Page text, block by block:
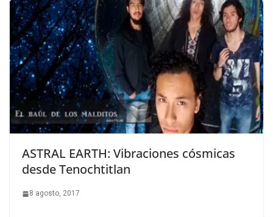
ASTRAL EARTH: Vibraciones cósmicas
desde Tenochtitlan
8 agosto, 2017